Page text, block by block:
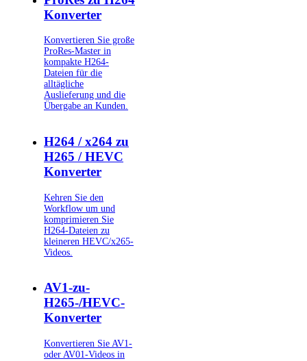
Konverter
Konvertieren Sie große
ProRes-Master in
kompakte H264-
Dateien für die
alltägliche
Auslieferung und die
Übergabe an Kunden.
H264 / x264 zu
H265 / HEVC
Konverter
Kehren Sie den
Workflow um und
komprimieren Sie
H264-Dateien zu
kleineren HEVC/x265-
Videos.
AV1-zu-
H265-/HEVC-
Konverter
Konvertieren Sie AV1-
oder AV01-Videos in